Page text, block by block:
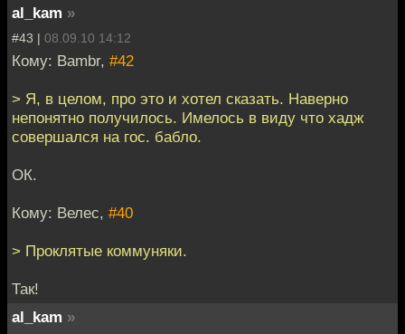
al_kam »
#43 | 08.09.10 14:12
Кому: Bambr, #42
> Я, в целом, про это и хотел сказать. Наверно
непонятно получилось. Имелось в виду что хадж
совершался на гос. бабло.
ОК.
Кому: Велес, #40
> Проклятые коммуняки.
Так!
al_kam »